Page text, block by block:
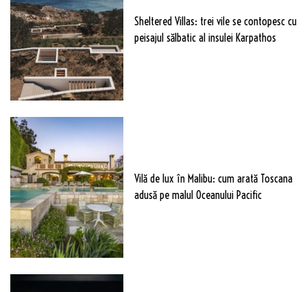
Sheltered Villas: trei vile se contopesc cu
peisajul sălbatic al insulei Karpathos
Vilă de lux în Malibu: cum arată Toscana
adusă pe malul Oceanului Pacific